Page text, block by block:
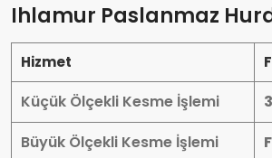
Ihlamur Paslanmaz
Hizmet
Küçük Ölçekli Kesme İşlemi
Büyük Ölçekli Kesme İşlemi